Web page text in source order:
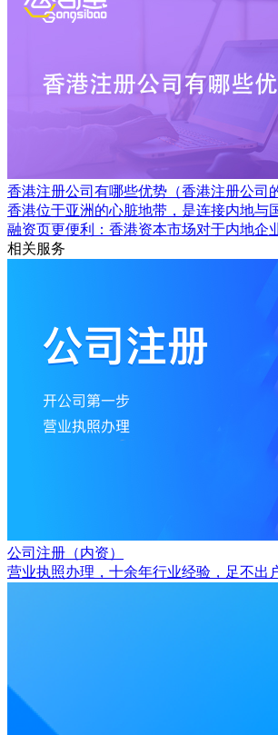
香港注册公司有哪些优势（香港注册公司
香港位于亚洲的心脏地带，是连接内地与
融资页更便利：香港资本市场对于内地企
相关服务
公司注册（内资）
营业执照办理，十余年行业经验，足不出